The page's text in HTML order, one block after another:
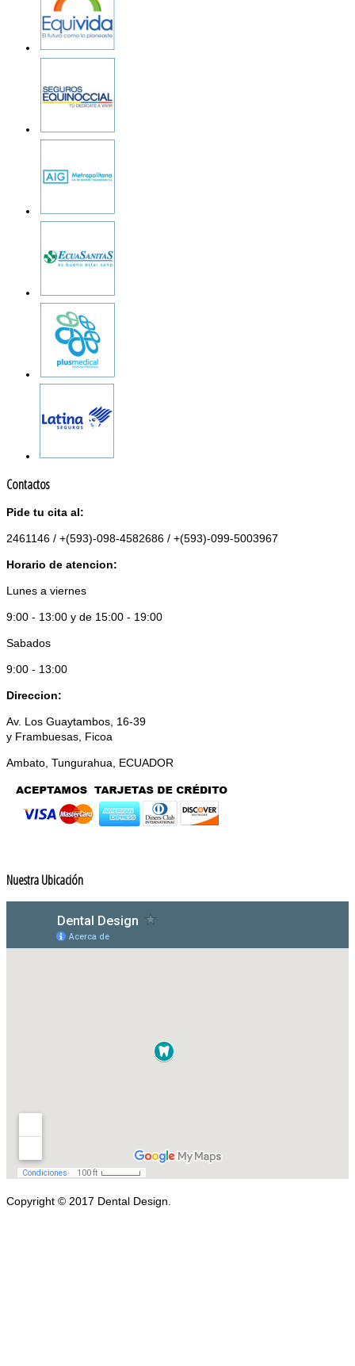
Contactos
Pide tu cita al:
2461146 / +(593)-098-4582686 / +(593)-099-5003967
Horario de atencion:
Lunes a viernes
9:00 - 13:00 y de 15:00 - 19:00
Sabados
9:00 - 13:00
Direccion:
Av. Los Guaytambos, 16-39
y Frambuesas, Ficoa
Ambato, Tungurahua, ECUADOR
Nuestra Ubicación
Copyright © 2017 Dental Design.